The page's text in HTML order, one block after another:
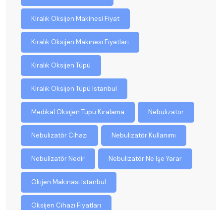
Kiralık Oksijen Makinesi Fiyat
Kiralık Oksijen Makinesi Fiyatları
Kiralık Oksijen Tüpü
Kiralık Oksijen Tüpü Istanbul
Medikal Oksijen Tüpü Kiralama Nebulizatör
Nebulizatör Cihazı Nebulizatör Kullanımı
Nebulizatör Nedir Nebulizatör Ne Işe Yarar
Okijen Makinası Istanbul
Oksijen Cihazı Fiyatları